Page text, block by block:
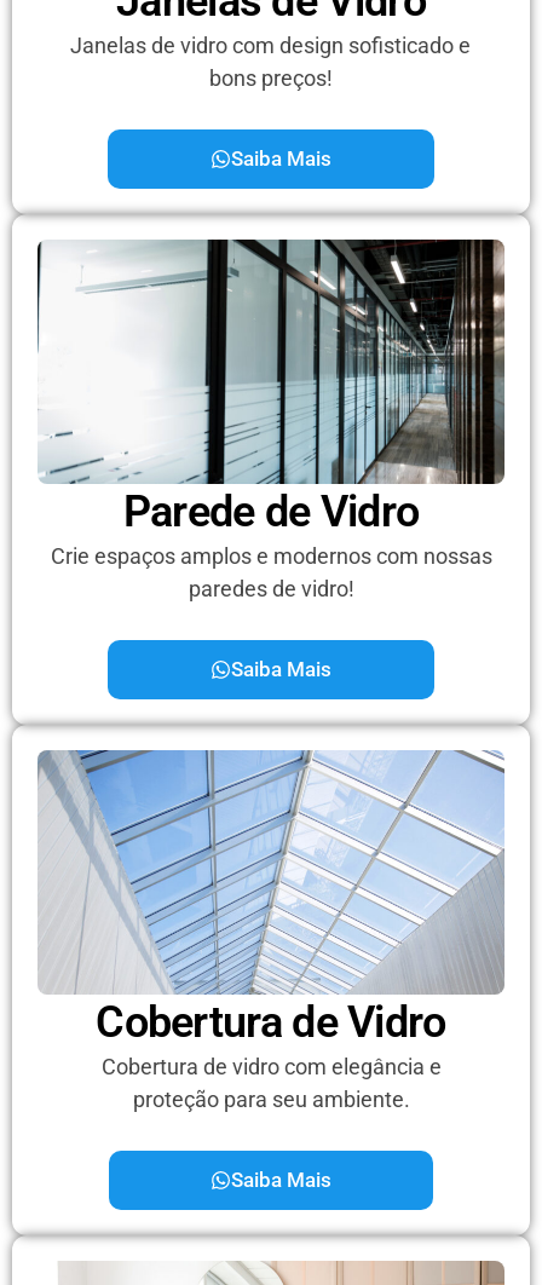
Janelas de vidro com design sofisticado e
bons preços!
Saiba Mais
Parede de Vidro
Crie espaços amplos e modernos com nossas
paredes de vidro!
Saiba Mais
Cobertura de Vidro
Cobertura de vidro com elegância e
proteção para seu ambiente.
Saiba Mais